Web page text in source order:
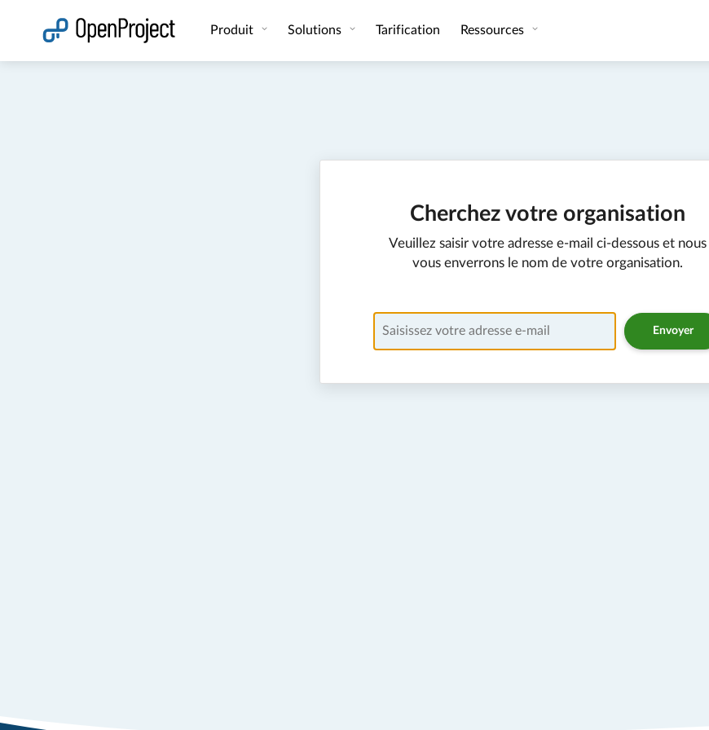
Produit Solutions Tarification Ressources
Cherchez votre organisation
Veuillez saisir votre adresse e-mail ci-dessous et nous
vous enverrons le nom de votre organisation.
Saisissez votre adresse e-mail